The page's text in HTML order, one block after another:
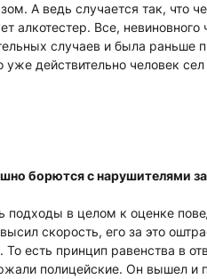
А ведь случается так, что
алкотестер. Все,
случаев и была раньше
действительно человек
борются с нарушителями за
подходы в целом к оценке
скорость, его за это
То есть принцип равенства в
полицейские. Он вышел и